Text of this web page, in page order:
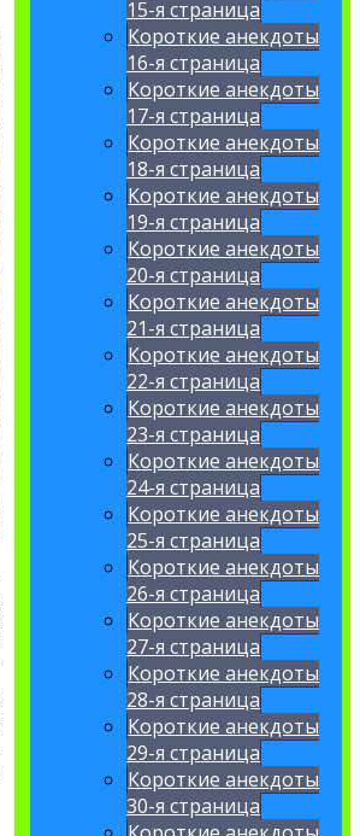
15-я страница
Короткие анекдоты
16-я страница
Короткие анекдоты
17-я страница
Короткие анекдоты
18-я страница
Короткие анекдоты
19-я страница
Короткие анекдоты
20-я страница
Короткие анекдоты
21-я страница
Короткие анекдоты
22-я страница
Короткие анекдоты
23-я страница
Короткие анекдоты
24-я страница
Короткие анекдоты
25-я страница
Короткие анекдоты
26-я страница
Короткие анекдоты
27-я страница
Короткие анекдоты
28-я страница
Короткие анекдоты
29-я страница
Короткие анекдоты
30-я страница